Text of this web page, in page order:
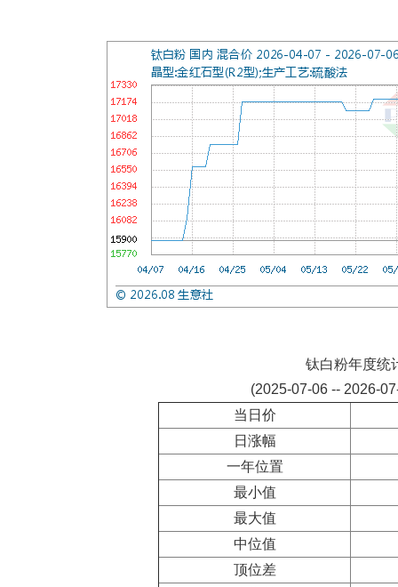
钛白粉年度统
(2025-07-06 -- 2026-
当日价
日涨幅
一年位置
最小值
最大值
中位值
顶位差